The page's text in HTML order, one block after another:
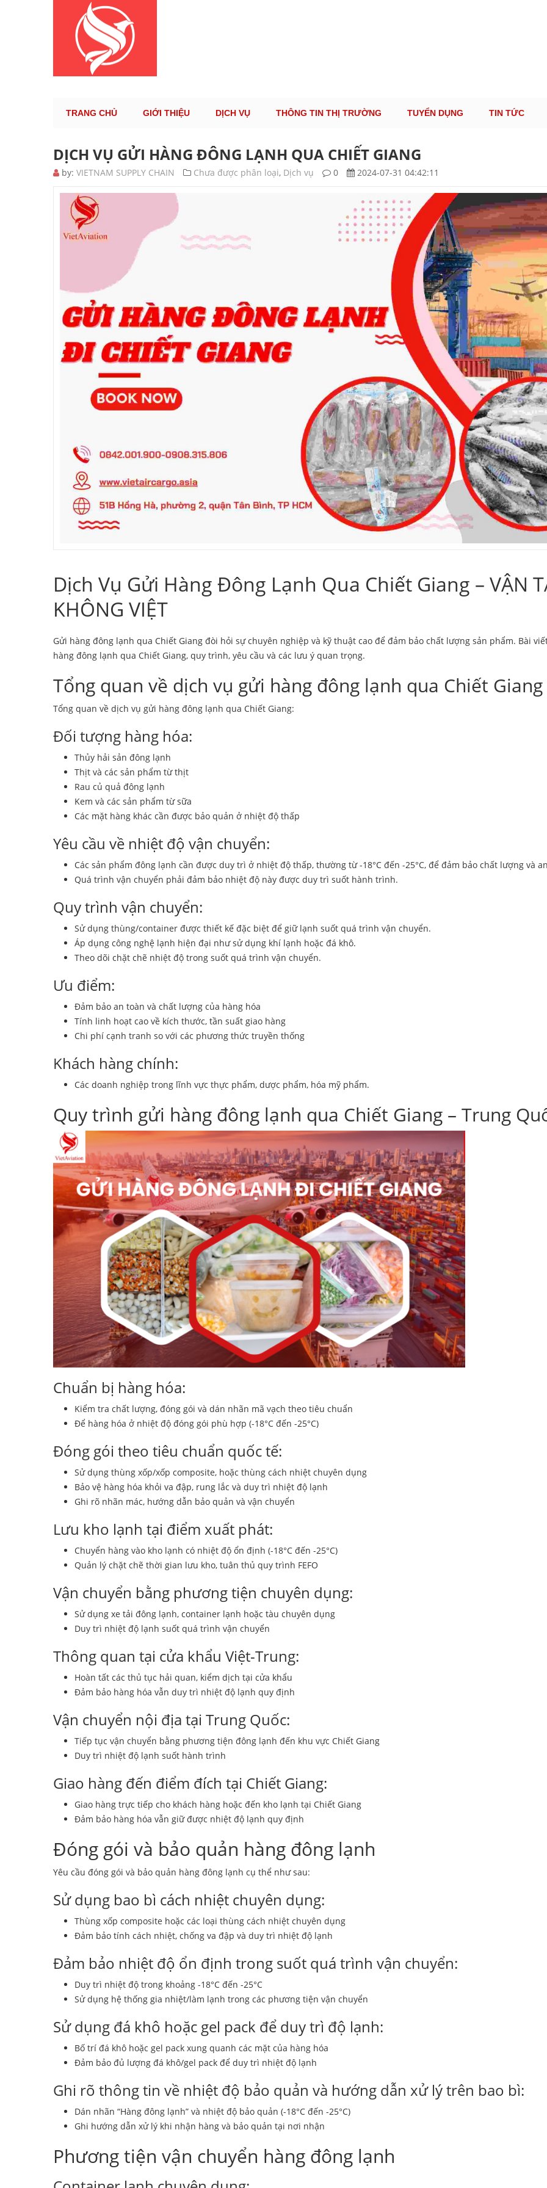
TRANG CHỦ GIỚI THIỆU DỊCH VỤ THÔNG TIN THỊ TRƯỜNG TUYỂN DỤNG TIN TỨC
DỊCH VỤ GỬI HÀNG ĐÔNG LẠNH QUA CHIẾT GIANG
by: VIETNAM SUPPLY CHAIN Chưa được phân loại, Dịch vụ 0 2024-07-31 04:42:11
Dịch Vụ Gửi Hàng Đông Lạnh Qua Chiết Giang – VẬN
KHÔNG VIỆT
Gửi hàng đông lạnh qua Chiết Giang đòi hỏi sự chuyên nghiệp và kỹ thuật cao để đảm bảo chất lượng sản phẩm. Bài
hàng đông lạnh qua Chiết Giang, quy trình, yêu cầu và các lưu ý quan trọng.
Tổng quan về dịch vụ gửi hàng đông lạnh qua Chiết Giang
Tổng quan về dịch vụ gửi hàng đông lạnh qua Chiết Giang:
Đối tượng hàng hóa:
Thủy hải sản đông lạnh
Thịt và các sản phẩm từ thịt
Rau củ quả đông lạnh
Kem và các sản phẩm từ sữa
Các mặt hàng khác cần được bảo quản ở nhiệt độ thấp
Yêu cầu về nhiệt độ vận chuyển:
Các sản phẩm đông lạnh cần được duy trì ở nhiệt độ thấp, thường từ -18°C đến -25°C, để đảm bảo chất lượng và
Quá trình vận chuyển phải đảm bảo nhiệt độ này được duy trì suốt hành trình.
Quy trình vận chuyển:
Sử dụng thùng/container được thiết kế đặc biệt để giữ lạnh suốt quá trình vận chuyển.
Áp dụng công nghệ lạnh hiện đại như sử dụng khí lạnh hoặc đá khô.
Theo dõi chặt chẽ nhiệt độ trong suốt quá trình vận chuyển.
Ưu điểm:
Đảm bảo an toàn và chất lượng của hàng hóa
Tính linh hoạt cao về kích thước, tần suất giao hàng
Chi phí cạnh tranh so với các phương thức truyền thống
Khách hàng chính:
Các doanh nghiệp trong lĩnh vực thực phẩm, dược phẩm, hóa mỹ phẩm.
Quy trình gửi hàng đông lạnh qua Chiết Giang – Trung
Chuẩn bị hàng hóa:
Kiểm tra chất lượng, đóng gói và dán nhãn mã vạch theo tiêu chuẩn
Để hàng hóa ở nhiệt độ đóng gói phù hợp (-18°C đến -25°C)
Đóng gói theo tiêu chuẩn quốc tế:
Sử dụng thùng xốp/xốp composite, hoặc thùng cách nhiệt chuyên dụng
Bảo vệ hàng hóa khỏi va đập, rung lắc và duy trì nhiệt độ lạnh
Ghi rõ nhãn mác, hướng dẫn bảo quản và vận chuyển
Lưu kho lạnh tại điểm xuất phát:
Chuyển hàng vào kho lạnh có nhiệt độ ổn định (-18°C đến -25°C)
Quản lý chặt chẽ thời gian lưu kho, tuân thủ quy trình FEFO
Vận chuyển bằng phương tiện chuyên dụng:
Sử dụng xe tải đông lạnh, container lạnh hoặc tàu chuyên dụng
Duy trì nhiệt độ lạnh suốt quá trình vận chuyển
Thông quan tại cửa khẩu Việt-Trung:
Hoàn tất các thủ tục hải quan, kiểm dịch tại cửa khẩu
Đảm bảo hàng hóa vẫn duy trì nhiệt độ lạnh quy định
Vận chuyển nội địa tại Trung Quốc:
Tiếp tục vận chuyển bằng phương tiện đông lạnh đến khu vực Chiết Giang
Duy trì nhiệt độ lạnh suốt hành trình
Giao hàng đến điểm đích tại Chiết Giang:
Giao hàng trực tiếp cho khách hàng hoặc đến kho lạnh tại Chiết Giang
Đảm bảo hàng hóa vẫn giữ được nhiệt độ lạnh quy định
Đóng gói và bảo quản hàng đông lạnh
Yêu cầu đóng gói và bảo quản hàng đông lạnh cụ thể như sau:
Sử dụng bao bì cách nhiệt chuyên dụng:
Thùng xốp composite hoặc các loại thùng cách nhiệt chuyên dụng
Đảm bảo tính cách nhiệt, chống va đập và duy trì nhiệt độ lạnh
Đảm bảo nhiệt độ ổn định trong suốt quá trình vận chuyển:
Duy trì nhiệt độ trong khoảng -18°C đến -25°C
Sử dụng hệ thống gia nhiệt/làm lạnh trong các phương tiện vận chuyển
Sử dụng đá khô hoặc gel pack để duy trì độ lạnh:
Bố trí đá khô hoặc gel pack xung quanh các mặt của hàng hóa
Đảm bảo đủ lượng đá khô/gel pack để duy trì nhiệt độ lạnh
Ghi rõ thông tin về nhiệt độ bảo quản và hướng dẫn xử lý trên bao bì:
Dán nhãn “Hàng đông lạnh” và nhiệt độ bảo quản (-18°C đến -25°C)
Ghi hướng dẫn xử lý khi nhận hàng và bảo quản tại nơi nhận
Phương tiện vận chuyển hàng đông lạnh